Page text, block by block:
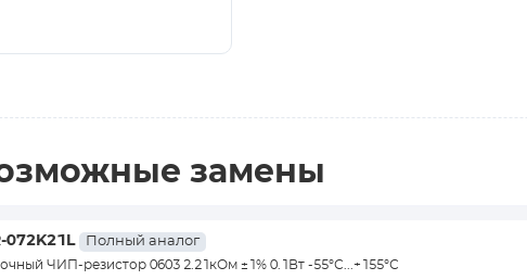
замены
072K21L Полный аналог
ЧИП-резистор 0603 2.21кОм ±1% 0.1Вт -55°С...+155°С